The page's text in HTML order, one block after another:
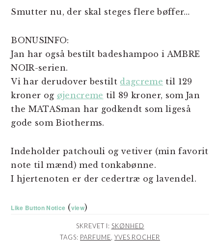
Smutter nu, der skal steges flere bøffer…
BONUSINFO:
Jan har også bestilt badeshampoo i AMBRE
NOIR-serien.
Vi har derudover bestilt dagcreme til 129
kroner og øjencreme til 89 kroner, som Jan
the MATASman har godkendt som ligeså
gode som Biotherms.
Indeholder patchouli og vetiver (min favorit
note til mænd) med tonkabønne.
I hjertenoten er der cedertræ og lavendel.
Like Button Notice (view)
SKREVET I: SKØNHED
TAGS: PARFUME YVES ROCHER